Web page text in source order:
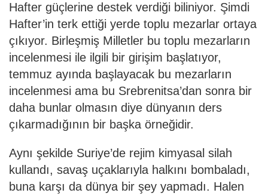
Hafter güçlerine destek verdiği biliniyor. Şimdi
Hafter’in terk ettiği yerde toplu mezarlar ortaya
çıkıyor. Birleşmiş Milletler bu toplu mezarların
incelenmesi ile ilgili bir girişim başlatıyor,
temmuz ayında başlayacak bu mezarların
incelenmesi ama bu Srebrenitsa’dan sonra bir
daha bunlar olmasın diye dünyanın ders
çıkarmadığının bir başka örneğidir.
Aynı şekilde Suriye’de rejim kimyasal silah
kullandı, savaş uçaklarıyla halkını bombaladı,
buna karşı da dünya bir şey yapmadı. Halen